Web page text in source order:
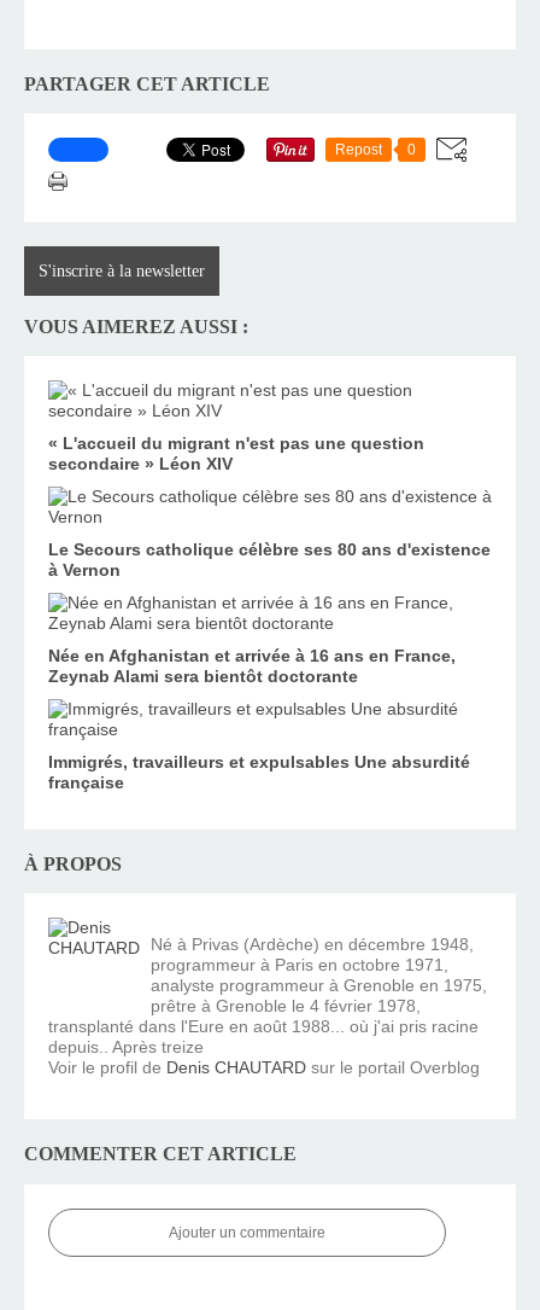
PARTAGER CET ARTICLE
Repost 0
S'inscrire à la newsletter
VOUS AIMEREZ AUSSI :
« L'accueil du migrant n'est pas une question
secondaire » Léon XIV
Le Secours catholique célèbre ses 80 ans d'existence
à Vernon
Née en Afghanistan et arrivée à 16 ans en France,
Zeynab Alami sera bientôt doctorante
Immigrés, travailleurs et expulsables Une absurdité
française
À PROPOS
Né à Privas (Ardèche) en décembre 1948,
programmeur à Paris en octobre 1971,
analyste programmeur à Grenoble en 1975,
prêtre à Grenoble le 4 février 1978,
transplanté dans l'Eure en août 1988... où j'ai pris racine
depuis.. Après treize
Voir le profil de Denis CHAUTARD sur le portail Overblog
COMMENTER CET ARTICLE
Ajouter un commentaire